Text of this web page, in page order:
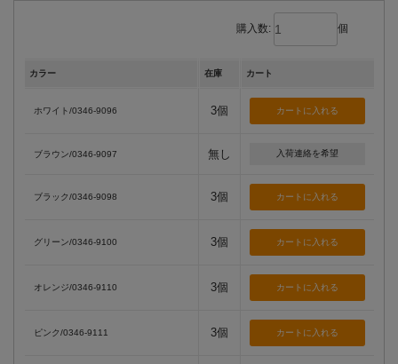
購入数: 個
カラー 在庫 カート
ホワイト/0346-9096 3個
ブラウン/0346-9097 無し 入荷連絡を希望
ブラック/0346-9098 3個
グリーン/0346-9100 3個
オレンジ/0346-9110 3個
ピンク/0346-9111 3個